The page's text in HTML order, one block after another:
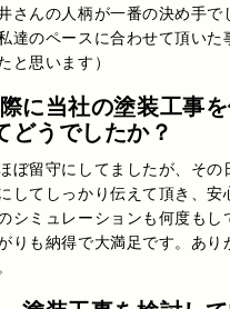
さんの人柄が一番の決め手で
達のペースに合わせて頂いた
と思います）
に当社の塗装工事
どうでしたか？
ぼ留守にしてましたが、その
してしっかり伝えて頂き、安
シミュレーションも何度もし
りも納得で大満足です。あり